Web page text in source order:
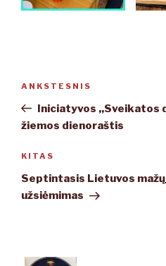
įrašų
Ankstesnis
įrašas
ANKSTESNIS
Iniciatyvos ,,Sveikatos
žiemos dienoraštis
Kitas
įrašas
KITAS
Septintasis Lietuvos
užsiėmimas